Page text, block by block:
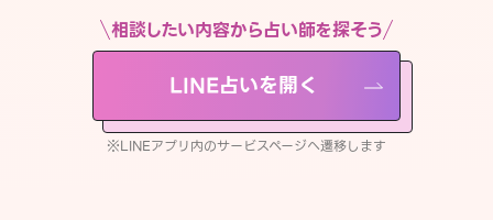
相談したい内容から占い師を探そう
LINE占いを開く
※LINEアプリ内のサービスページへ遷移します